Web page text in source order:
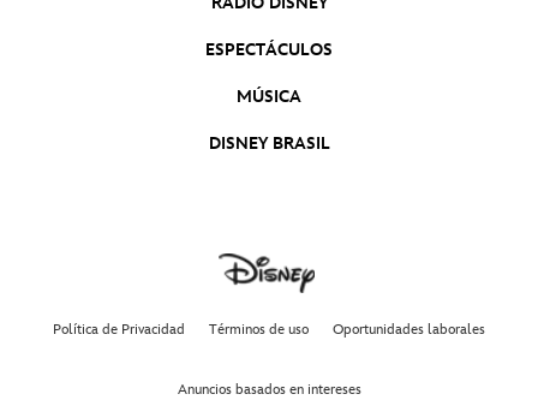
ESPECTÁCULOS
MÚSICA
DISNEY BRASIL
Política de Privacidad Términos de uso Oportunidades laborales
Anuncios basados en intereses